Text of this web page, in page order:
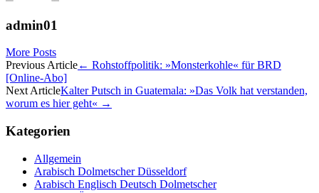
admin01
More Posts
Post
navigation
Previous Article← Rohstoffpolitik: »Monsterkohle« für BRD
[Online-Abo]
Next ArticleKalter Putsch in Guatemala: »Das Volk hat verstanden,
worum es hier geht« →
Kategorien
Allgemein
Arabisch Dolmetscher Düsseldorf
Arabisch Englisch Deutsch Dolmetscher